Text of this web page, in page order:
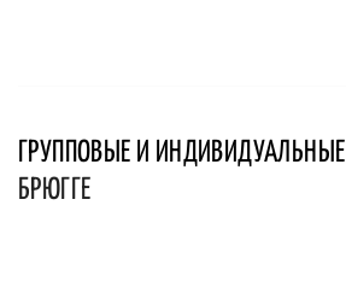
ГРУППОВЫЕ И ИНДИВИДУАЛЬНЫЕ
БРЮГГЕ